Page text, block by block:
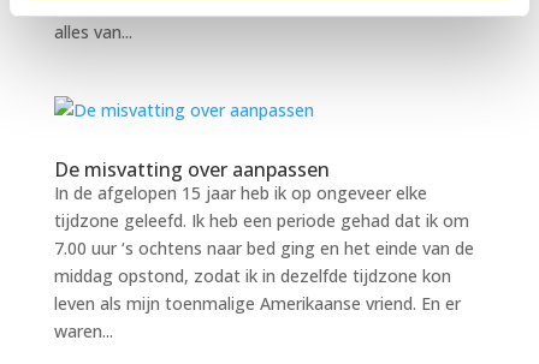
alles van...
De misvatting over aanpassen
In de afgelopen 15 jaar heb ik op ongeveer elke
tijdzone geleefd. Ik heb een periode gehad dat ik om
7.00 uur ‘s ochtens naar bed ging en het einde van de
middag opstond, zodat ik in dezelfde tijdzone kon
leven als mijn toenmalige Amerikaanse vriend. En er
waren...